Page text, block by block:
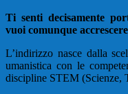
Ti senti decisamente
vuoi comunque
L’indirizzo nasce dalla
umanistica con le
discipline STEM (Scienze,